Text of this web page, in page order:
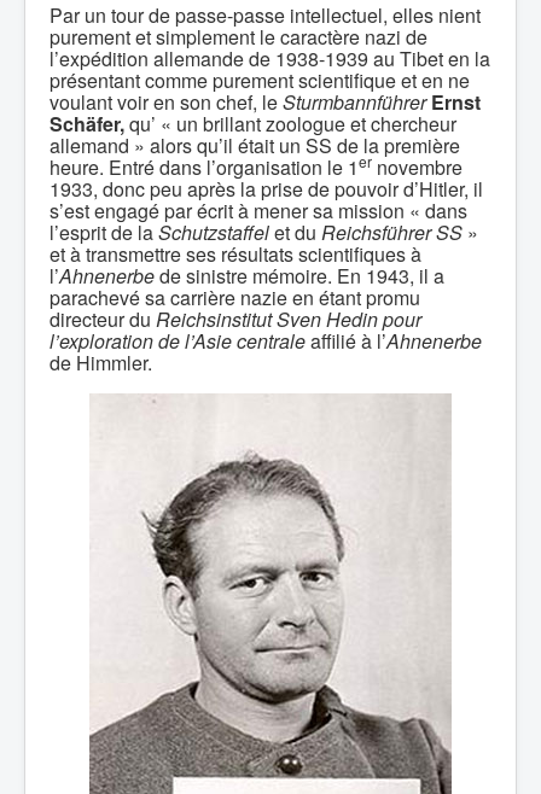
Par un tour de passe-passe intellectuel, elles nient
purement et simplement le caractère nazi de
l’expédition allemande de 1938-1939 au Tibet en la
présentant comme purement scientifique et en ne
voulant voir en son chef, leSturmbannführerErnst
Schäfer,qu’ « un brillant zoologue et chercheur
allemand » alors qu’il était un SS de la première
heure. Entré dans l’organisation le 1er novembre
1933, donc peu après la prise de pouvoir d’Hitler, il
s’est engagé par écrit à mener sa mission « dans
l’esprit de laSchutzstaffelet du Reichsführer SS »
et à transmettre ses résultats scientifiques à
l’Ahnenerbede sinistre mémoire. En 1943, il a
parachevé sa carrière nazie en étant promu
directeur du Reichsinstitut Sven Hedin pour
l’exploration de l’Asie centraleaffilié à l’Ahnenerbe
de Himmler.